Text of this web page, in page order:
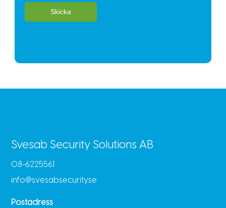
Skicka
Svesab Security Solutions AB
08-6225561
info@svesabsecurity.se
Postadress